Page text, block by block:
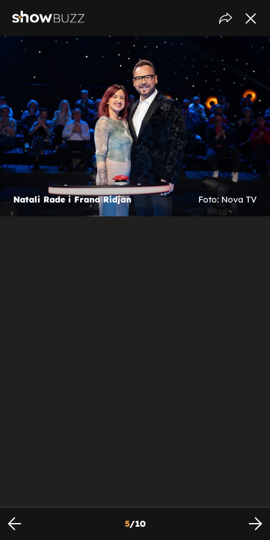
Natali Rade i Frano Ridjan Foto: Nova TV
5/10